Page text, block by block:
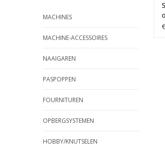
MACHINES
MACHINE-ACCESSOIRES
NAAIGAREN
PASPOPPEN
FOURNITUREN
OPBERGSYSTEMEN
HOBBY/KNUTSELEN